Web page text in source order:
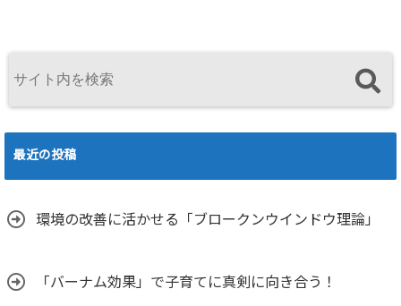
最近の投稿
環境の改善に活かせる「ブロークンウインドウ理論」
「バーナム効果」で子育てに真剣に向き合う！